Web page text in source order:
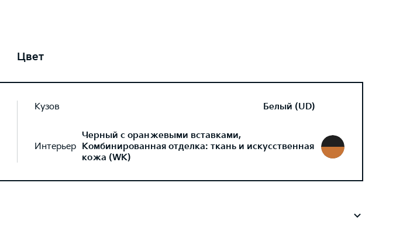
Цвет
Кузов Белый (UD)
Интерьер
Черный с оранжевыми вставками,
Комбинированная отделка: ткань и искусственная
кожа (WK)